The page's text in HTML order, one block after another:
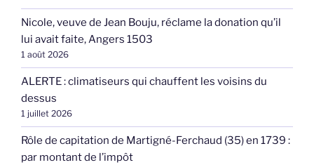
Nicole, veuve de Jean Bouju, réclame la donation qu’il
lui avait faite, Angers 1503
1 août 2026
ALERTE : climatiseurs qui chauffent les voisins du
dessus
1 juillet 2026
Rôle de capitation de Martigné-Ferchaud (35) en 1739 :
par montant de l’impôt